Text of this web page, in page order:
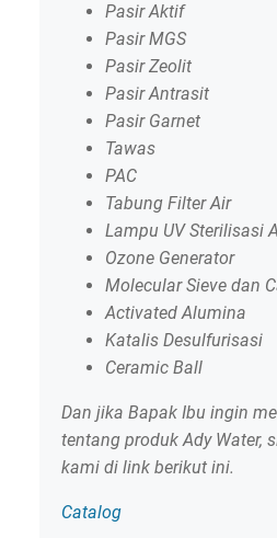
Pasir Aktif
Pasir MGS
Pasir Zeolit
Pasir Antrasit
Pasir Garnet
Tawas
PAC
Tabung Filter Air
Lampu UV Sterilisasi
Ozone Generator
Molecular Sieve dan
Activated Alumina
Katalis Desulfurisasi
Ceramic Ball
Dan jika Bapak Ibu ingin
tentang produk Ady Water,
kami di link berikut ini.
Catalog